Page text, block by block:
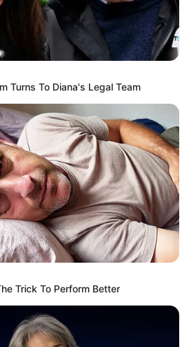
Turns To Diana's Legal Team
Trick To Perform Better